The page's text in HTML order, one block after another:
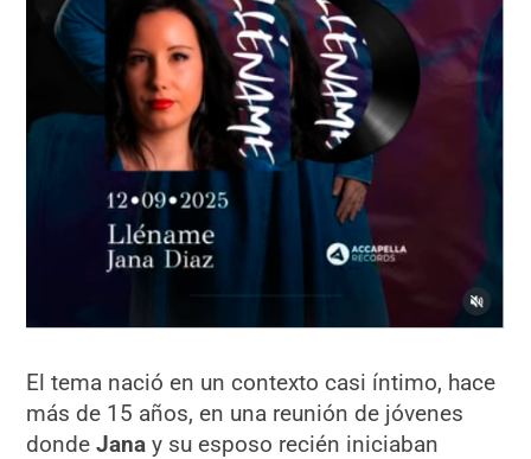
El tema nació en un contexto casi íntimo, hace
más de 15 años, en una reunión de jóvenes
dondeJana y su esposo recién iniciaban